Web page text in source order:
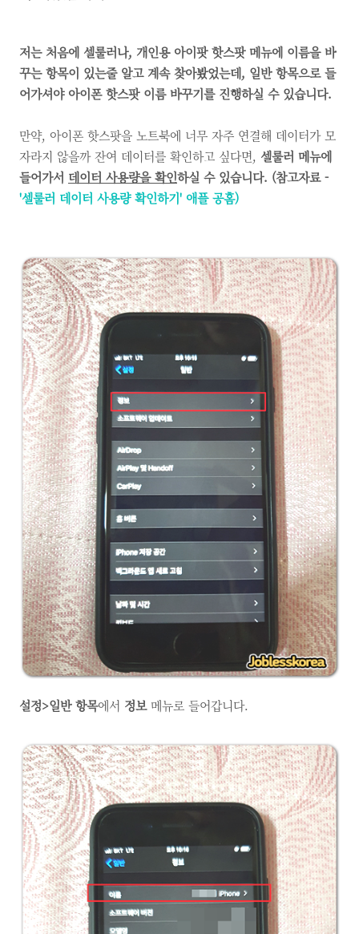
저는 처음에 셀룰러나, 개인용 아이팟 핫스팟 메뉴에 이름을 바
꾸는 항목이 있는줄 알고 계속 찾아봤었는데, 일반 항목으로 들
어가셔야 아이폰 핫스팟 이름 바꾸기를 진행하실 수 있습니다.
만약, 아이폰 핫스팟을 노트북에 너무 자주 연결해 데이터가 모
자라지 않을까 잔여 데이터를 확인하고 싶다면, 셀룰러 메뉴에
들어가서 데이터 사용량을 확인하실 수 있습니다. (참고자료 -
'셀룰러 데이터 사용량 확인하기' 애플 공홈)
설정>일반 항목에서 정보메뉴로 들어갑니다.